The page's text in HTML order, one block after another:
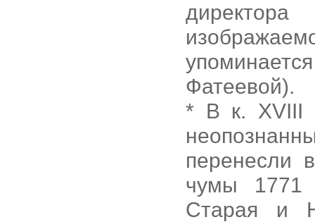
Фатеевой).
* В к. XVIII
перенесли
чумы 1771
Старая и